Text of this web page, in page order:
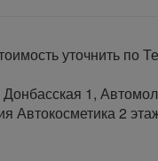
уточнить по
1,
Автокосметика 2